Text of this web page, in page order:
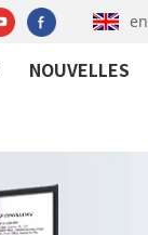
en
NOUVELLES